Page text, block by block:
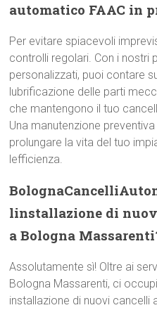
automatico FAAC in
Per evitare spiacevoli
controlli regolari. Con i nostri
personalizzati, puoi contare
lubrificazione delle parti
che mantengono il tuo
Una manutenzione
prolungare la vita del tuo
lefficienza.
linstallazione di
a Bologna
Assolutamente sì! Oltre ai
Bologna Massarenti, ci
installazione di nuovi cancelli